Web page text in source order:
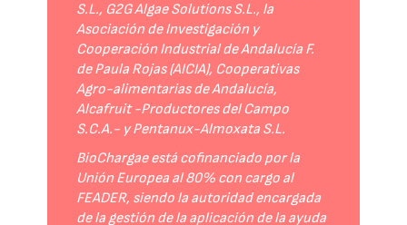
S.L., G2G Algae Solutions S.L., la
Asociación de Investigación y
Cooperación Industrial de Andalucía F.
de Paula Rojas (AICIA), Cooperativas
Agro-alimentarias de Andalucía,
Alcafruit -Productores del Campo
S.C.A.- y Pentanux-Almoxata S.L.
BioChargae está cofinanciado por la
Unión Europea al 80% con cargo al
FEADER, siendo la autoridad encargada
de la gestión de la aplicación de la ayuda